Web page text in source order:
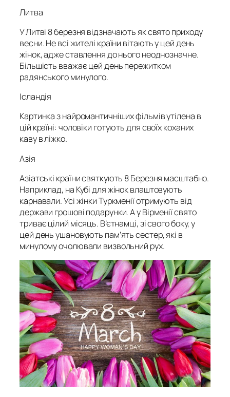
Литва
У Литві 8 березня відзначають як свято приходу
весни. Не всі жителі країни вітають у цей день
жінок, адже ставлення до нього неоднозначне.
Більшість вважає цей день пережитком
радянського минулого.
Ісландія
Картинка з найромантичніших фільмів утілена в
цій країні: чоловіки готують для своїх коханих
каву в ліжко.
Азія
Азіатські країни святкують 8 Березня масштабно.
Наприклад, на Кубі для жінок влаштовують
карнавали. Усі жінки Туркменії отримують від
держави грошові подарунки. А у Вірменії свято
триває цілий місяць. В’єтнамці, зі свого боку, у
цей день ушановують пам’ять сестер, які в
минулому очолювали визвольний рух.